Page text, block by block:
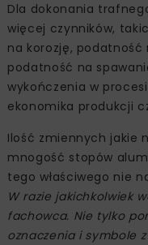
Dla dokonania
więcej czynników,
na korozję,
podatność na
wykończenia w
ekonomika produkcji
Ilość zmiennych jakie
mnogość stopów
tego właściwego nie
W razie jakichkolwiek
fachowca. Nie tylko
oznaczenia i symbole